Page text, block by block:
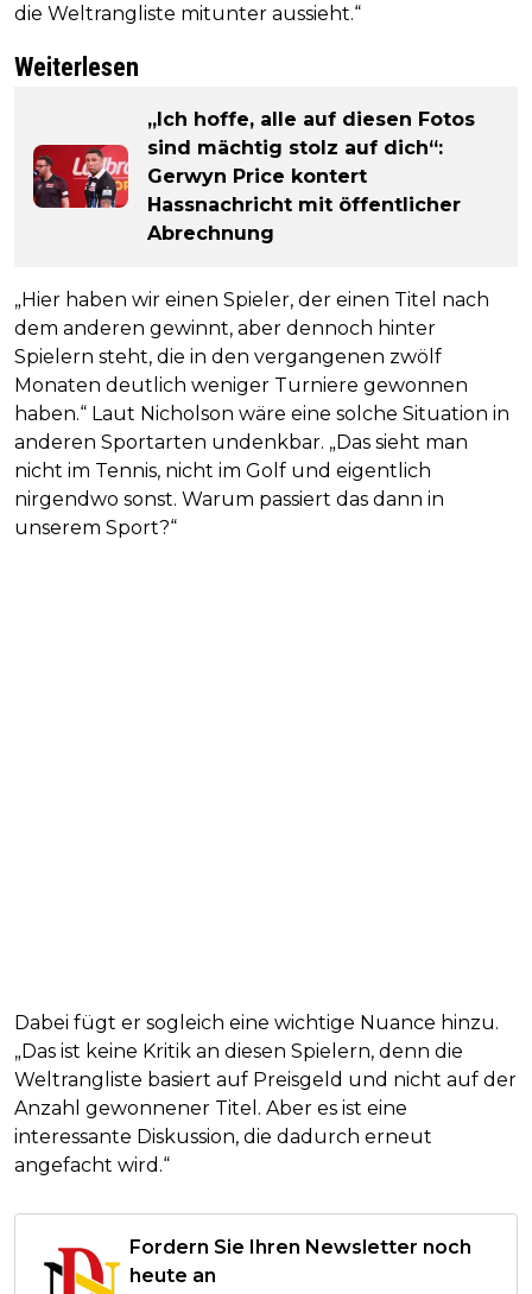
die Weltrangliste mitunter aussieht.“
Weiterlesen
„Ich hoffe, alle auf diesen Fotos
sind mächtig stolz auf dich“:
Gerwyn Price kontert
Hassnachricht mit öffentlicher
Abrechnung
„Hier haben wir einen Spieler, der einen Titel nach
dem anderen gewinnt, aber dennoch hinter
Spielern steht, die in den vergangenen zwölf
Monaten deutlich weniger Turniere gewonnen
haben.“ Laut Nicholson wäre eine solche Situation in
anderen Sportarten undenkbar. „Das sieht man
nicht im Tennis, nicht im Golf und eigentlich
nirgendwo sonst. Warum passiert das dann in
unserem Sport?“
Dabei fügt er sogleich eine wichtige Nuance hinzu.
„Das ist keine Kritik an diesen Spielern, denn die
Weltrangliste basiert auf Preisgeld und nicht auf der
Anzahl gewonnener Titel. Aber es ist eine
interessante Diskussion, die dadurch erneut
angefacht wird.“
Fordern Sie Ihren Newsletter noch
heute an